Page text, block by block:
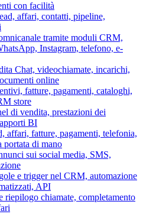
con facilità
affari, contatti, pipeline,
tramite moduli CRM,
Instagram, telefono, e-
Chat, videochiamate, incarichi,
online
fatture, pagamenti, cataloghi,
store
di vendita, prestazioni dei
BI
affari, fatture, pagamenti, telefonia,
portata di mano
sui social media, SMS,
e trigger nel CRM, automazione
API
riepilogo chiamate, completamento